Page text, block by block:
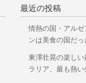
最近の投稿
情熱の国・アル
ンは美食の国だっ
東澤壮晃の楽し
ラリア、最も熱